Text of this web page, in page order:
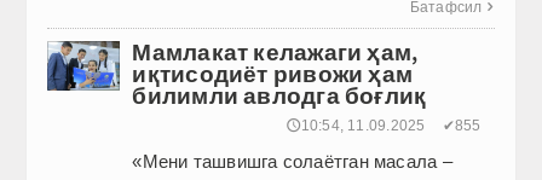
Батафсил 
Мамлакат келажаги ҳам,
иқтисодиёт ривожи ҳам
билимли авлодга боғлиқ
🕔10:54, 11.09.2025 ✔855
«Мени ташвишга солаётган масала –